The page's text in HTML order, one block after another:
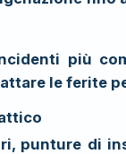
più
le ferite
punture di